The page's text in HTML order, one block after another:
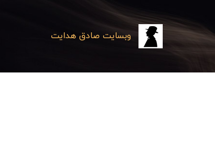
وبسایت صادق هدایت